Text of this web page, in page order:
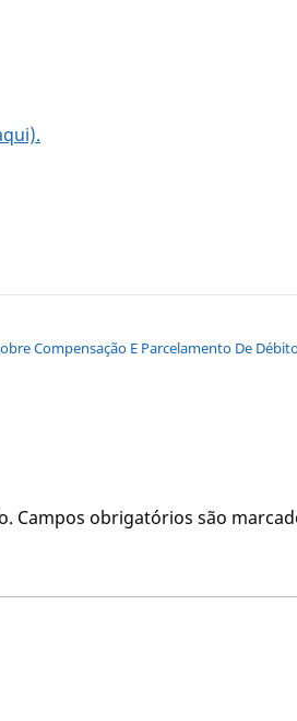
Compensação E Parcelamento De
Campos obrigatórios são